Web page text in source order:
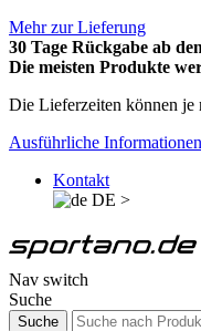
Mehr zur Lieferung
30 Tage Rückgabe ab
Die meisten Produkte
Die Lieferzeiten können je
Ausführliche
Kontakt
DE >
Nav switch
Suche
Suche